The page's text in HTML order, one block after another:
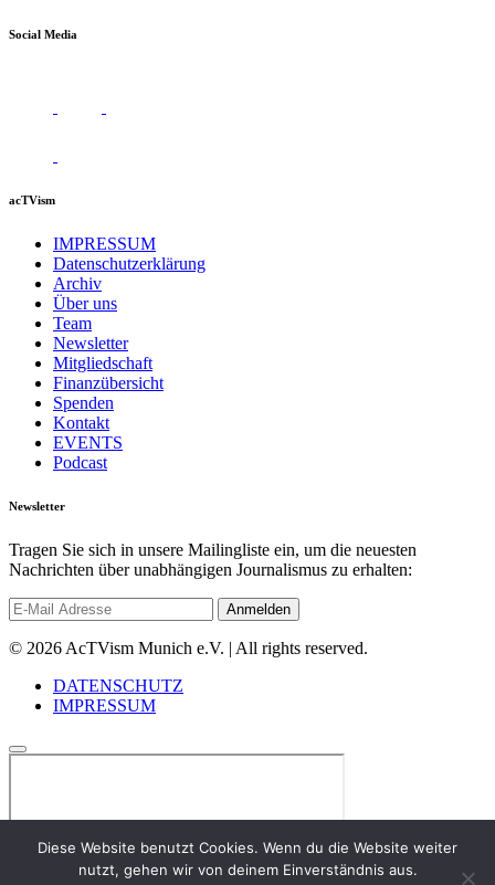
Social Media
acTVism
IMPRESSUM
Datenschutzerklärung
Archiv
Über uns
Team
Newsletter
Mitgliedschaft
Finanzübersicht
Spenden
Kontakt
EVENTS
Podcast
Newsletter
Tragen Sie sich in unsere Mailingliste ein, um die neuesten
Nachrichten über unabhängigen Journalismus zu erhalten:
© 2026 AcTVism Munich e.V. | All rights reserved.
DATENSCHUTZ
IMPRESSUM
Diese Website benutzt Cookies. Wenn du die Website weiter
nutzt, gehen wir von deinem Einverständnis aus.